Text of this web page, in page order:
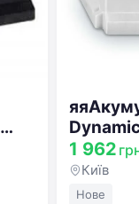
563 400
1 962
Київ
Нове